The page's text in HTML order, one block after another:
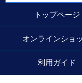
トップページ
オンラインショ
利用ガイド